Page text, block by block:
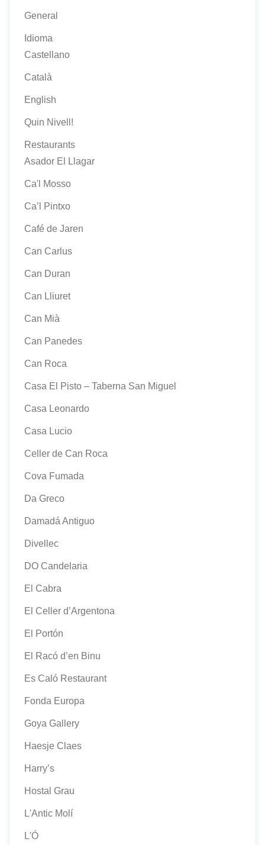
General
Idioma
Castellano
Català
English
Quin Nivell!
Restaurants
Asador El Llagar
Ca'l Mosso
Ca’l Pintxo
Café de Jaren
Can Carlus
Can Duran
Can Lliuret
Can Mià
Can Panedes
Can Roca
Casa El Pisto – Taberna San Miguel
Casa Leonardo
Casa Lucio
Celler de Can Roca
Cova Fumada
Da Greco
Damadá Antiguo
Divellec
DO Candelaria
El Cabra
El Celler d’Argentona
El Portón
El Racó d’en Binu
Es Caló Restaurant
Fonda Europa
Goya Gallery
Haesje Claes
Harry’s
Hostal Grau
L'Antic Molí
L'Ó